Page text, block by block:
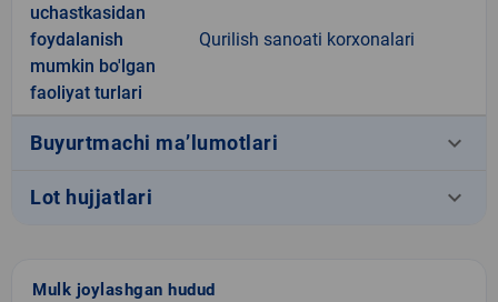
uchastkasidan
foydalanish
mumkin bo'lgan
faoliyat turlari
Qurilish sanoati korxonalari
Buyurtmachi ma’lumotlari keyboard_arrow_down
Lot hujjatlari keyboard_arrow_down
Mulk joylashgan hudud